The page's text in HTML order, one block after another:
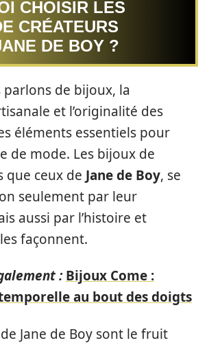
CHOISIR LES
CRÉATEURS
DE BOY ?
de bijoux, la
et l’originalité des
éléments essentiels pour
de mode. Les bijoux de
que ceux de Jane de Boy, se
seulement par leur
aussi par l’histoire et
façonnent.
: Bijoux Come :
au bout des doigts
Jane de Boy sont le fruit